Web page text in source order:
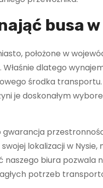
busa
położone w
dlatego
środka
je doskonałym
lokalizacji w
naszego biura
potrzeb